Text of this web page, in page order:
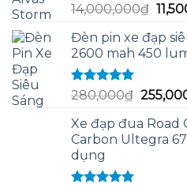
Được xếp
hạng
5.00
sao
14,000,000₫ Giá
là:
Đèn pin xe đạp
2600 mah 450
Được xếp
hạng
sao
280,000₫ Giá
là:
Xe đạp đua Road
Carbon Ultegra
dụng